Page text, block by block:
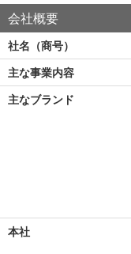
会社概要
社名（商号）
主な事業内容
主なブランド
本社